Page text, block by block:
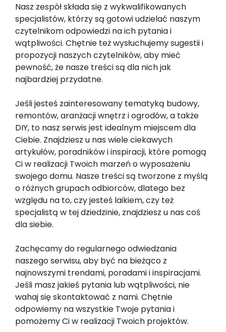
Nasz zespół składa się z wykwalifikowanych
specjalistów, którzy są gotowi udzielać naszym
czytelnikom odpowiedzi na ich pytania i
wątpliwości. Chętnie też wysłuchujemy sugestii i
propozycji naszych czytelników, aby mieć
pewność, że nasze treści są dla nich jak
najbardziej przydatne.
Jeśli jesteś zainteresowany tematyką budowy,
remontów, aranżacji wnętrz i ogrodów, a także
DIY, to nasz serwis jest idealnym miejscem dla
Ciebie. Znajdziesz u nas wiele ciekawych
artykułów, poradników i inspiracji, które pomogą
Ci w realizacji Twoich marzeń o wyposażeniu
swojego domu. Nasze treści są tworzone z myślą
o różnych grupach odbiorców, dlatego bez
względu na to, czy jesteś laikiem, czy też
specjalistą w tej dziedzinie, znajdziesz u nas coś
dla siebie.
Zachęcamy do regularnego odwiedzania
naszego serwisu, aby być na bieżąco z
najnowszymi trendami, poradami i inspiracjami.
Jeśli masz jakieś pytania lub wątpliwości, nie
wahaj się skontaktować z nami. Chętnie
odpowiemy na wszystkie Twoje pytania i
pomożemy Ci w realizacji Twoich projektów.